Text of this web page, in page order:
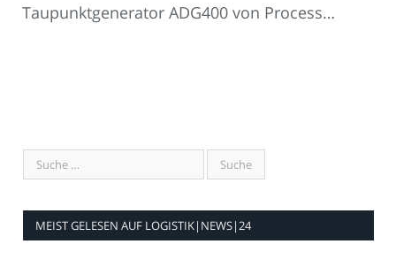
Taupunktgenerator ADG400 von Process…
MEIST GELESEN AUF LOGISTIK|NEWS|24